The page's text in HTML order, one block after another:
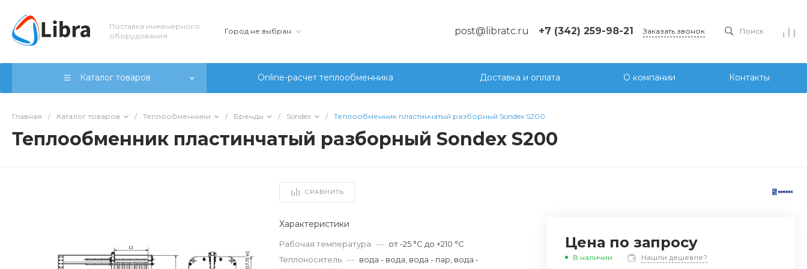
Поставка инженерного
оборудования
Город не выбран post@libratc.ru +7 (342) 259-98-21 Заказать звонок Поиск
Каталог товаров Online-расчет теплообменника Доставка и оплата О компании Контакты
Главная / Каталог товаров / Теплообменники / Бренды / Sondex / Теплообменник пластинчатый разборный Sondex S200
Теплообменник пластинчатый разборный Sondex S200
СРАВНИТЬ
Характеристики
Рабочая температура — от -25 °С до +210 °С
Теплоноситель — вода - вода, вода - пар, вода -
Цена по запросу
В наличии Нашли дешевле?